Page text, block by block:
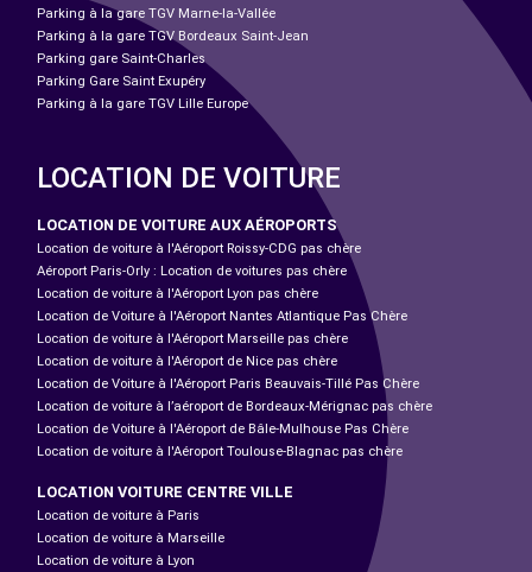
Parking à la gare TGV Marne-la-Vallée
Parking à la gare TGV Bordeaux Saint-Jean
Parking gare Saint-Charles
Parking Gare Saint Exupéry
Parking à la gare TGV Lille Europe
LOCATION DE VOITURE
LOCATION DE VOITURE AUX AÉROPORTS
Location de voiture à l'Aéroport Roissy-CDG pas chère
Aéroport Paris-Orly : Location de voitures pas chère
Location de voiture à l'Aéroport Lyon pas chère
Location de Voiture à l'Aéroport Nantes Atlantique Pas Chère
Location de voiture à l'Aéroport Marseille pas chère
Location de voiture à l'Aéroport de Nice pas chère
Location de Voiture à l'Aéroport Paris Beauvais-Tillé Pas Chère
Location de voiture à l’aéroport de Bordeaux-Mérignac pas chère
Location de Voiture à l'Aéroport de Bâle-Mulhouse Pas Chère
Location de voiture à l'Aéroport Toulouse-Blagnac pas chère
LOCATION VOITURE CENTRE VILLE
Location de voiture à Paris
Location de voiture à Marseille
Location de voiture à Lyon